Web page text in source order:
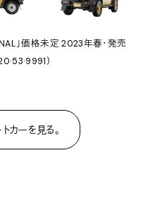
」価格未定 2023年春・発売
）
カーを見る。